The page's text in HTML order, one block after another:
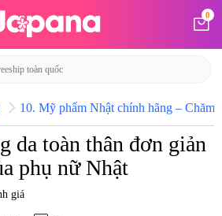
0
10. Mỹ phẩm Nhật chính hãng – Chăm
da toàn thân đơn giản
phụ nữ Nhật
giá